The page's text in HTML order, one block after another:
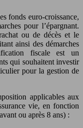
fonds euro-croissance,
pour l’épargnant.
ou de décès et le
ainsi des démarches
fiscale est un
qui souhaitent investir
pour la gestion de
applicables aux
vie, en fonction
ou après 8 ans) :